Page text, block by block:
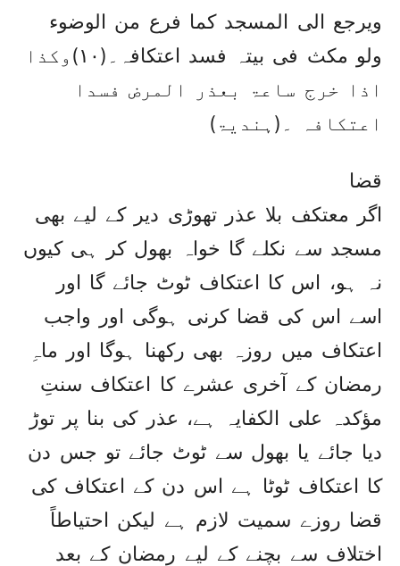
ویرجع الی المسجد کما فرع من الوضوء
ولو مکث فی بیتہ فسد اعتکافہ۔(١٠)وکذا
اذا خرج ساعۃ بعذر المرض فسدا
اعتکافہ ۔(ہندیۃ)
قضا
اگر معتکف بلا عذر تھوڑی دیر کے لیے بھی
مسجد سے نکلے گا خواہ بھول کر ہی کیوں
نہ ہو، اس کا اعتکاف ٹوٹ جائے گا اور
اسے اس کی قضا کرنی ہوگی اور واجب
اعتکاف میں روزہ بھی رکھنا ہوگا اور ماہِ
رمضان کے آخری عشرے کا اعتکاف سنتِ
مؤکدہ علی الکفایہ ہے، عذر کی بنا پر توڑ
دیا جائے یا بھول سے ٹوٹ جائے تو جس دن
کا اعتکاف ٹوٹا ہے اس دن کے اعتکاف کی
قضا روزے سمیت لازم ہے لیکن احتیاطاً
اختلاف سے بچنے کے لیے رمضان کے بعد